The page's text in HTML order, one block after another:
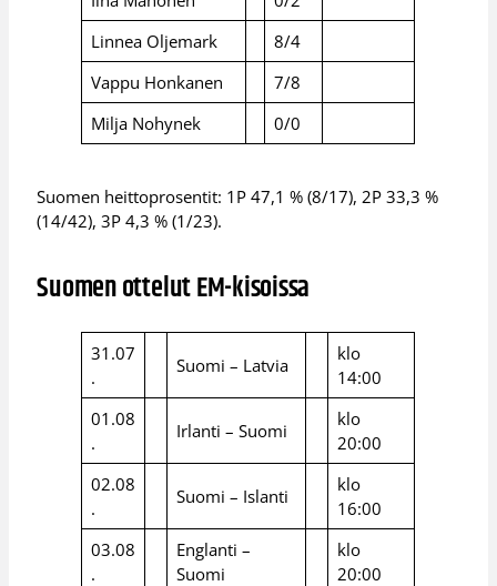
Linnea Oljemark
8/4
Vappu Honkanen
7/8
Milja Nohynek
0/0
Suomen heittoprosentit: 1P 47,1 % (8/17), 2P 33,3 %
(14/42), 3P 4,3 % (1/23).
Suomen ottelut EM-kisoissa
31.07
.
Suomi – Latvia
klo
14:00
01.08
.
Irlanti – Suomi
klo
20:00
02.08
.
Suomi – Islanti
klo
16:00
03.08
.
Englanti –
Suomi
klo
20:00